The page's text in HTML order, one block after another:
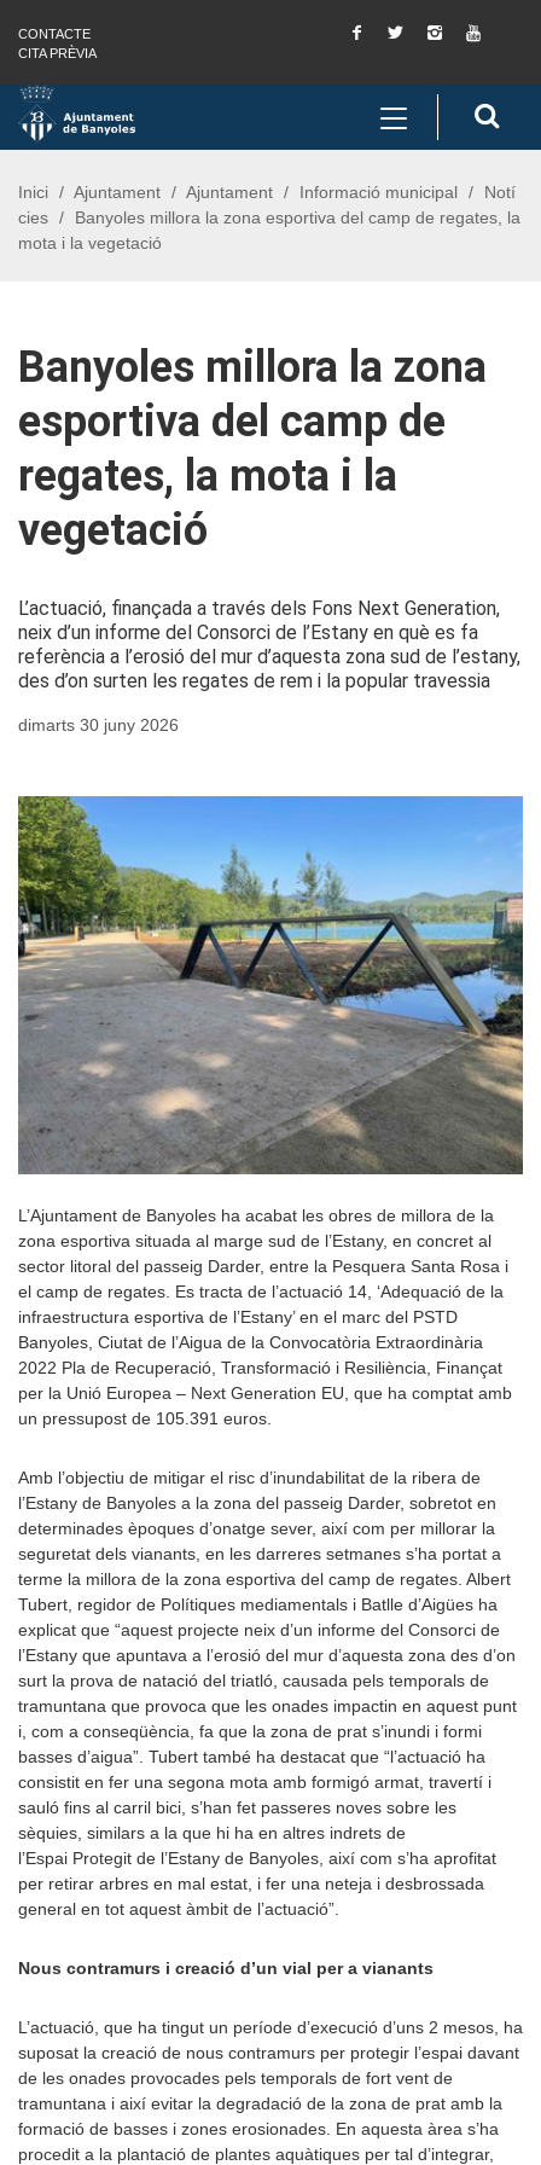
Saltar al contingut
Saltar a la navegació
Informació de contacte
CONTACTE
CITA PRÈVIA
Facebook
Twitter Instagram
Toggle
navigation
Inici Ajuntament Ajuntament Informació municipal
Notí
cies
Banyoles millora la zona esportiva del camp de regates, la
mota i la vegetació
Banyoles millora la zona
esportiva del camp de
regates, la mota i la
vegetació
L’actuació, finançada a través dels Fons Next Generation,
neix d’un informe del Consorci de l’Estany en què es fa
referència a l’erosió del mur d’aquesta zona sud de l’estany,
des d’on surten les regates de rem i la popular travessia
dimarts 30 juny 2026
L’Ajuntament de Banyoles ha acabat les obres de millora de la
zona esportiva situada al marge sud de l’Estany, en concret al
sector litoral del passeig Darder, entre la Pesquera Santa Rosa i
el camp de regates. Es tracta de l’actuació 14, ‘Adequació de la
infraestructura esportiva de l’Estany’ en el marc del PSTD
Banyoles, Ciutat de l’Aigua de la Convocatòria Extraordinària
2022 Pla de Recuperació, Transformació i Resiliència, Finançat
per la Unió Europea – Next Generation EU, que ha comptat amb
un pressupost de 105.391 euros.
Amb l’objectiu de mitigar el risc d’inundabilitat de la ribera de
l’Estany de Banyoles a la zona del passeig Darder, sobretot en
determinades èpoques d’onatge sever, així com per millorar la
seguretat dels vianants, en les darreres setmanes s’ha portat a
terme la millora de la zona esportiva del camp de regates. Albert
Tubert, regidor de Polítiques mediamentals i Batlle d’Aigües ha
explicat que “aquest projecte neix d’un informe del Consorci de
l’Estany que apuntava a l’erosió del mur d’aquesta zona des d’on
surt la prova de natació del triatló, causada pels temporals de
tramuntana que provoca que les onades impactin en aquest punt
i, com a conseqüència, fa que la zona de prat s’inundi i formi
basses d’aigua”. Tubert també ha destacat que “l’actuació ha
consistit en fer una segona mota amb formigó armat, travertí i
sauló fins al carril bici, s’han fet passeres noves sobre les
sèquies, similars a la que hi ha en altres indrets de
l’Espai Protegit de l’Estany de Banyoles, així com s’ha aprofitat
per retirar arbres en mal estat, i fer una neteja i desbrossada
general en tot aquest àmbit de l’actuació”.
Nous contramurs i creació d’un vial per a vianants
L’actuació, que ha tingut un període d’execució d’uns 2 mesos, ha
suposat la creació de nous contramurs per protegir l’espai davant
de les onades provocades pels temporals de fort vent de
tramuntana i així evitar la degradació de la zona de prat amb la
formació de basses i zones erosionades. En aquesta àrea s’ha
procedit a la plantació de plantes aquàtiques per tal d’integrar,